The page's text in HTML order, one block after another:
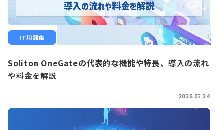
IT用語集
Soliton OneGateの代表的な機能や特長、導入の流れ
や料金を解説
2026.07.24